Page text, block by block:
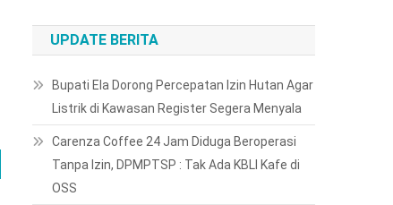
UPDATE BERITA
Bupati Ela Dorong Percepatan Izin Hutan Agar
Listrik di Kawasan Register Segera Menyala
Carenza Coffee 24 Jam Diduga Beroperasi
Tanpa Izin, DPMPTSP : Tak Ada KBLI Kafe di
OSS